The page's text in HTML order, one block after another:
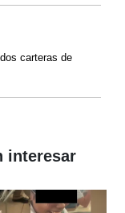
carteras de
interesar